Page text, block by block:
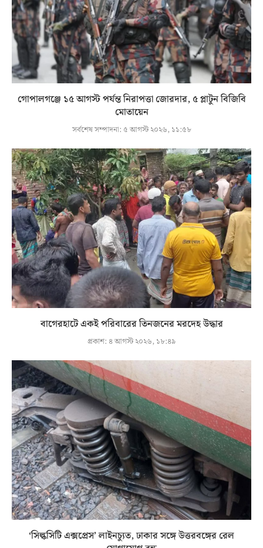
গোপালগঞ্জে ১৫ আগস্ট পর্যন্ত নিরাপত্তা জোরদার, ৫ প্লাটুন বিজিবি
মোতায়েন
সর্বশেষ সম্পাদনা: ৫ আগস্ট ২০২৬, ১১:৫৮
বাগেরহাটে একই পরিবারের তিনজনের মরদেহ উদ্ধার
প্রকাশ: ৪ আগস্ট ২০২৬, ১৮:৪৯
‘সিল্কসিটি এক্সপ্রেস’ লাইনচ্যুত, ঢাকার সঙ্গে উত্তরবঙ্গের রেল